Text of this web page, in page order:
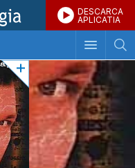
DESCARCA
APLICATIA